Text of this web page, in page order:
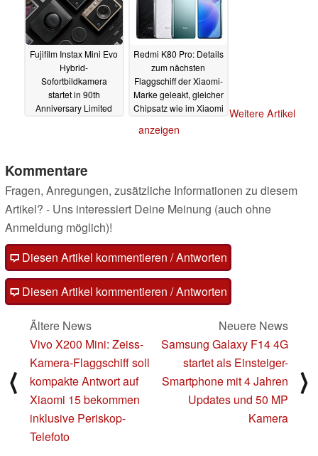
Fujifilm Instax Mini Evo
Hybrid-
Sofortbildkamera
startet in 90th
Anniversary Limited
Redmi K80 Pro: Details
zum nächsten
Flaggschiff der Xiaomi-
Marke geleakt, gleicher
Chipsatz wie im Xiaomi Weitere Artikel
anzeigen
Kommentare
Fragen, Anregungen, zusätzliche Informationen zu diesem
Artikel? - Uns interessiert Deine Meinung (auch ohne
Anmeldung möglich)!
Diesen Artikel kommentieren / Antworten
Diesen Artikel kommentieren / Antworten
⟨
Ältere News
Vivo X200 Mini: Zeiss-
Kamera-Flaggschiff soll
kompakte Antwort auf
Xiaomi 15 bekommen
inklusive Periskop-
Telefoto
Neuere News
Samsung Galaxy F14 4G
startet als Einsteiger-
Smartphone mit 4 Jahren
Updates und 50 MP
Kamera
⟩